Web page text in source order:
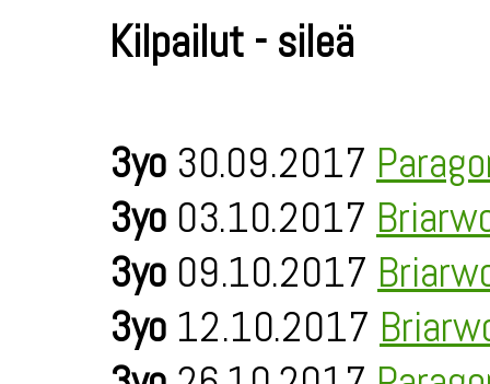
Kilpailut - sileä
3yo 30.09.2017
3yo 03.10.2017
3yo 09.10.2017
3yo 12.10.2017